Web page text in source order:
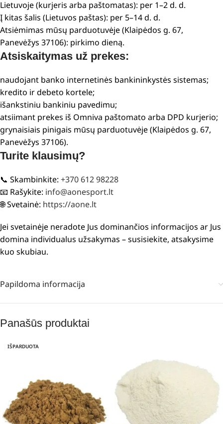
Lietuvoje (kurjeris arba paštomatas): per 1–2 d. d.
Į kitas šalis (Lietuvos paštas): per 5–14 d. d.
Atsiėmimas mūsų parduotuvėje (Klaipėdos g. 67,
Panevėžys 37106): pirkimo dieną.
Atsiskaitymas už prekes:
naudojant banko internetinės bankininkystės sistemas;
kredito ir debeto kortele;
išankstiniu bankiniu pavedimu;
atsiimant prekes iš Omniva paštomato arba DPD kurjerio;
grynaisiais pinigais mūsų parduotuvėje (Klaipėdos g. 67,
Panevėžys 37106).
Turite klausimų?
📞 Skambinkite: +370 612 98228
📧 Rašykite: info@aonesport.lt
🌐 Svetainė: https://aone.lt
Jei svetainėje neradote Jus dominančios informacijos ar Jus
domina individualus užsakymas – susisiekite, atsakysime
kuo skubiau.
Papildoma informacija
Panašūs produktai
IŠPARDUOTA